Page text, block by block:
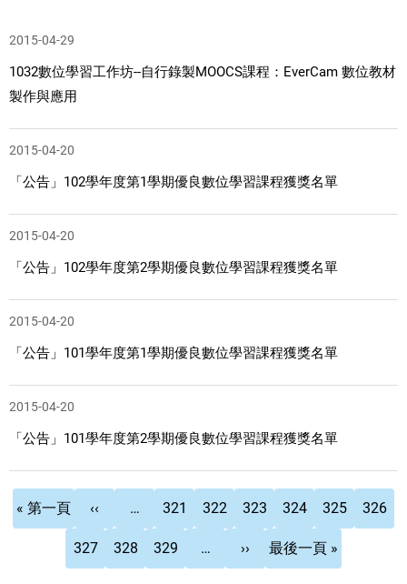
2015-04-29
1032數位學習工作坊--自行錄製MOOCS課程：EverCam 數位教材
製作與應用
2015-04-20
「公告」102學年度第1學期優良數位學習課程獲獎名單
2015-04-20
「公告」102學年度第2學期優良數位學習課程獲獎名單
2015-04-20
「公告」101學年度第1學期優良數位學習課程獲獎名單
2015-04-20
「公告」101學年度第2學期優良數位學習課程獲獎名單
Pagination
First
page
« 第一頁
page
‹‹ …
頁
面
321
頁
面
322
頁
面
323
頁
面
324
目
前
頁
面
325
頁
面
326
頁
面
327
頁
面
328
頁
面
329 …
一
››
Last
page
最後一頁 »